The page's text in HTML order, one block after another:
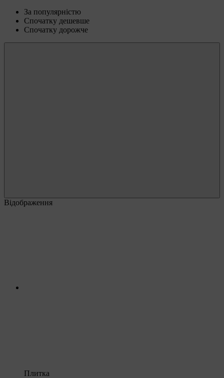
За популярністю
Спочатку дешевше
Спочатку дорожче
Відображення
Плитка